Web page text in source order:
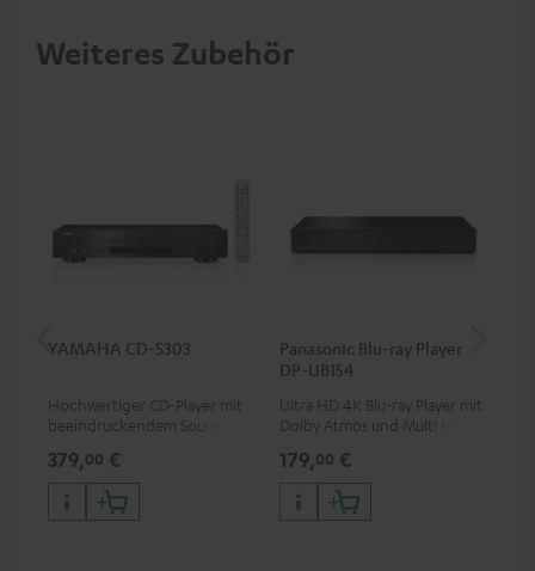
Weiteres Zubehör
YAMAHA CD-S303
Hochwertiger CD-Player mit
beeindruckendem Sound und
379,00 €
Panasonic Blu-ray Player
DP-UB154
Ultra HD 4K Blu-ray Player mit
Dolby Atmos und Multi HDR-
HDR10+ für eine überragende
Bildqualität mit lebensechten
Kontrasten und Farben
179,00 €